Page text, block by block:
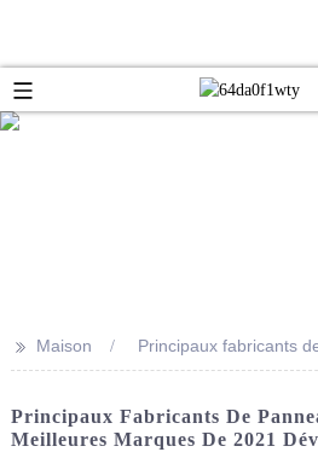
>> Maison Principaux fabricants
Principaux Fabricants De
Meilleures Marques De 2021